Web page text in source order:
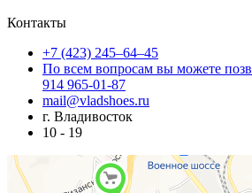
Контакты
+7 (423) 245–64–45
По всем вопросам вы можете
914 965-01-87
mail@vladshoes.ru
г. Владивосток
10 - 19